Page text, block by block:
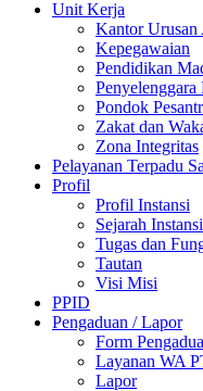
Unit Kerja
Kantor Urusan
Kepegawaian
Pendidikan
Pondok
Zakat dan
Zona Integritas
Pelayanan Terpadu
Profil
Profil Instansi
Sejarah
Tugas dan
Tautan
Visi Misi
PPID
Pengaduan / Lapor
Form
Layanan WA
Lapor